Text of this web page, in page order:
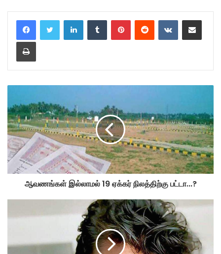
LinkedInTumblr PinterestReddit VKontakteShare via Email
Print
ஆவணங்கள் இல்லாமல் 19 ஏக்கர் நிலத்திற்கு பட்டா...?